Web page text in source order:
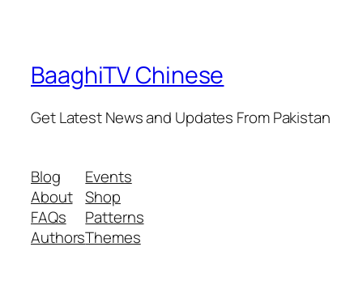
BaaghiTV Chinese
Get Latest News and Updates From Pakistan
Blog
About
FAQs
Authors
Events
Shop
Patterns
Themes